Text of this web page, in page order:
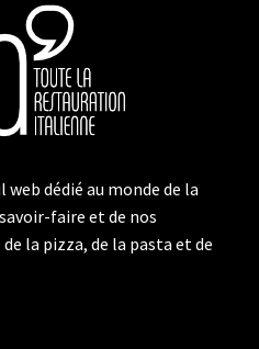
dédié au monde de la
faire et de nos
la pizza, de la pasta et de